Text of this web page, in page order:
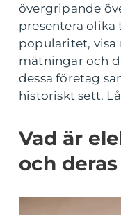
övergripande
presentera olika
popularitet, visa
mätningar och
dessa företag
historiskt sett.
Vad är
och